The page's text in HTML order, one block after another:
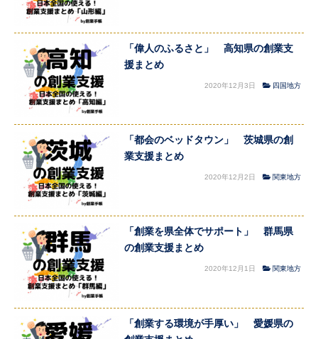
「偉人のふるさと」 高知県の創業支
援まとめ
2020年12月3日 四国地方
「都会のベッドタウン」 茨城県の創
業支援まとめ
2020年12月2日 関東地方
「創業を県全体でサポート」 群馬県
の創業支援まとめ
2020年12月1日 関東地方
「創業する環境が手厚い」 愛媛県の